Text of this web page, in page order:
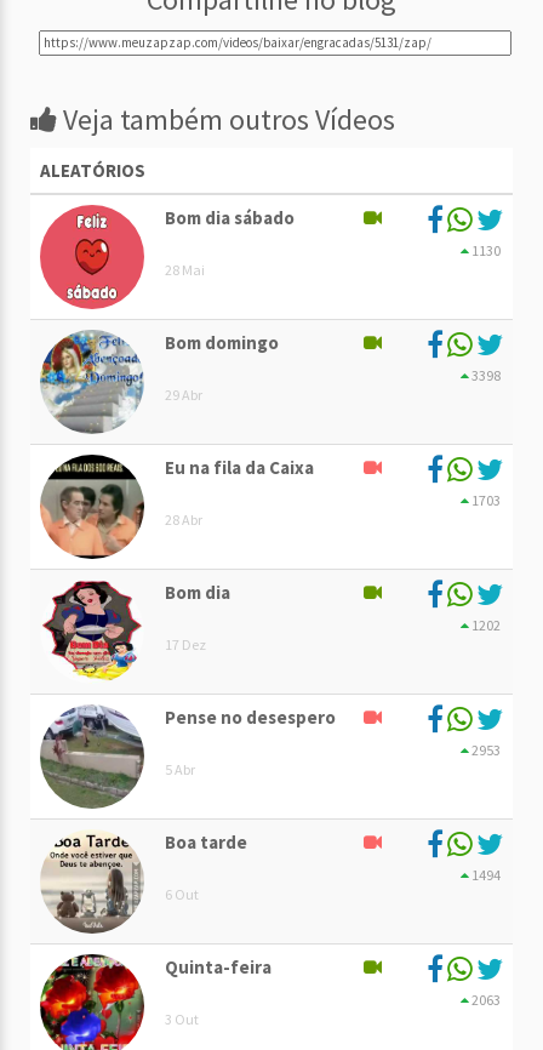
Veja também outros Vídeos
ALEATÓRIOS
Bom dia sábado
28 Mai
1130
Bom domingo
29 Abr
3398
Eu na fila da Caixa
28 Abr
1703
Bom dia
17 Dez
1202
Pense no desespero
5 Abr
2953
Boa tarde
6 Out
1494
Quinta-feira
3 Out
2063